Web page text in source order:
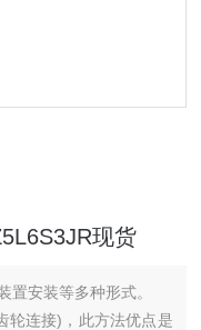
现货
置安装等多种形式。
轮连接)，此方法优点是